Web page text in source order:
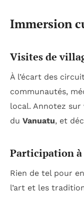
Immersion
Visites de
À l’écart des
communautés,
local. Annotez
du Vanuatu, et
Participation à
Rien de tel pour
l’art et les